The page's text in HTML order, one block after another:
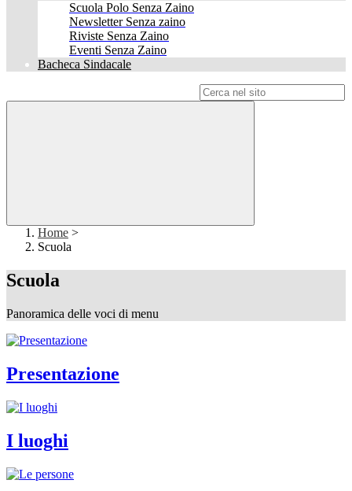
Scuola Polo Senza Zaino
Newsletter Senza zaino
Riviste Senza Zaino
Eventi Senza Zaino
Bacheca Sindacale
Home >
Scuola
Scuola
Panoramica delle voci di menu
Presentazione
I luoghi